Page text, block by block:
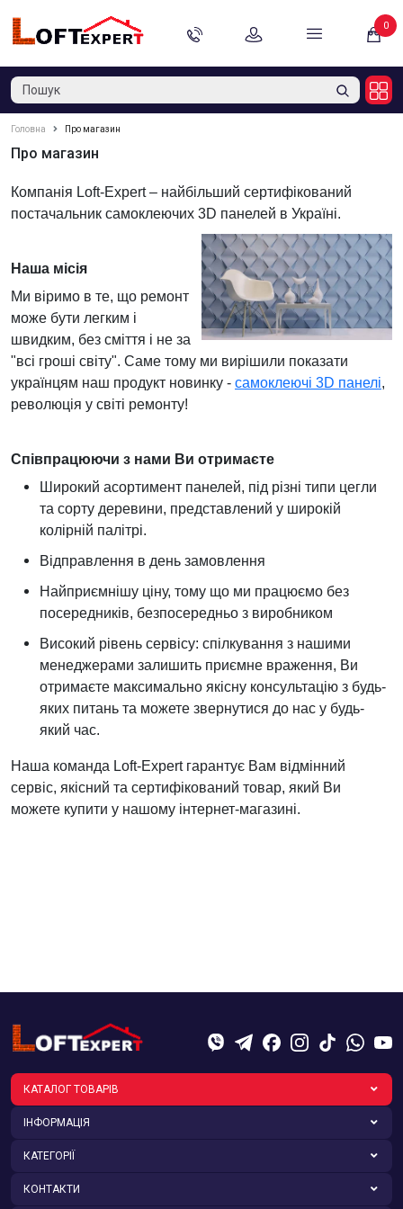
0
Головна Про магазин
Про магазин
Компанія Loft-Expert – найбільший сертифікований
постачальник самоклеючих 3D панелей в Україні.
Наша місія
Ми віримо в те, що ремонт
може бути легким і
швидким, без сміття і не за
"всі гроші світу". Саме тому ми вирішили показати
українцям наш продукт новинку - самоклеючі 3D панелі,
революція у світі ремонту!
Співпрацюючи з нами Ви отримаєте
Широкий асортимент панелей, під різні типи цегли
та сорту деревини, представлений у широкій
колірній палітрі.
Відправлення в день замовлення
Найприємнішу ціну, тому що ми працюємо без
посередників, безпосередньо з виробником
Високий рівень сервісу: спілкування з нашими
менеджерами залишить приємне враження, Ви
отримаєте максимально якісну консультацію з будь-
яких питань та можете звернутися до нас у будь-
який час.
Наша команда Loft-Expert гарантує Вам відмінний
сервіс, якісний та сертифікований товар, який Ви
можете купити у нашому інтернет-магазині.
КАТАЛОГ ТОВАРІВ
ІНФОРМАЦІЯ
КАТЕГОРІЇ
КОНТАКТИ